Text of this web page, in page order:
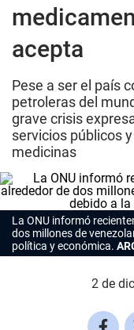
acepta
Pese a ser el país
petroleras del
grave crisis
servicios públicos
medicinas
La ONU informó
dos millones de
política y económica.
2 de